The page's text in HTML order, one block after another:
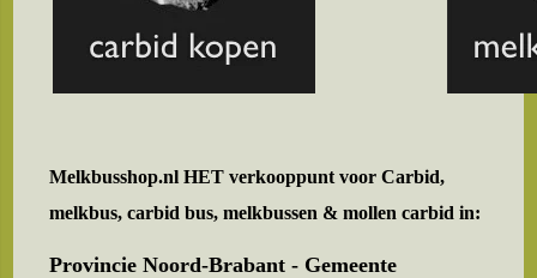
Melkbusshop.nl HET verkooppunt voorCarbid,
melkbus, carbid bus, melkbussen & mollen carbid in:
Provincie Noord-Brabant - Gemeente